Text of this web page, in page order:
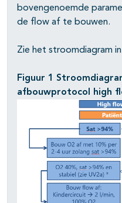
bovengenoemde
de flow af te bouwen.
Zie het stroomdiagram in
Figuur 1
afbouwprotocol high